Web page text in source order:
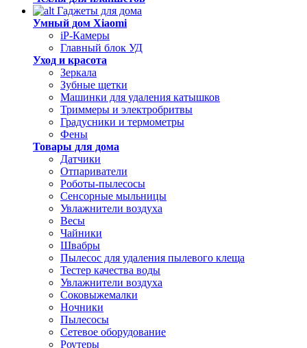
Гаджеты для дома
Умный дом Xiaomi
iP-Камеры
Главный блок УД
Уход и красота
Зеркала
Зубные щетки
Машинки для удаления катышков
Триммеры и электробритвы
Градусники и термометры
Фены
Товары для дома
Датчики
Отпариватели
Роботы-пылесосы
Сенсорные мыльницы
Увлажнители воздуха
Весы
Чайники
Швабры
Пылесос для удаления пылевого клеща
Тестер качества воды
Увлажнители воздуха
Соковыжемалки
Ночники
Пылесосы
Сетевое оборудование
Роутеры